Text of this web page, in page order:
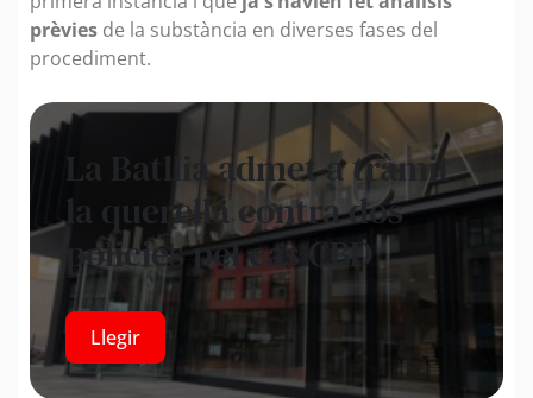
prèvies de la substància en diverses fases del
procediment.
La Batllia admet a tràmit
la querella contra dos
policies pel cas CBD
Llegir